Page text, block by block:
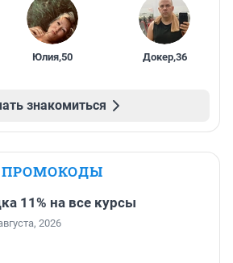
Юлия,50 Докер,36
знакомиться
ПРОМОКОДЫ
11% на все курсы
2026